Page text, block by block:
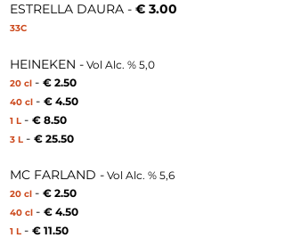
ESTRELLA DAURA - € 3.00
33C
HEINEKEN - Vol Alc. % 5,0
20 cl - € 2.50
40 cl - € 4.50
1 L - € 8.50
3 L - € 25.50
MC FARLAND - Vol Alc. % 5,6
20 cl - € 2.50
40 cl - € 4.50
1 L - € 11.50